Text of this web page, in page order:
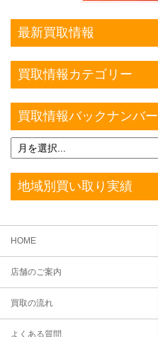
最新買取情報
買取情報カテゴリー
買取情報バックナンバー
地域別買い取り実績
HOME
店舗のご案内
買取の流れ
よくある質問